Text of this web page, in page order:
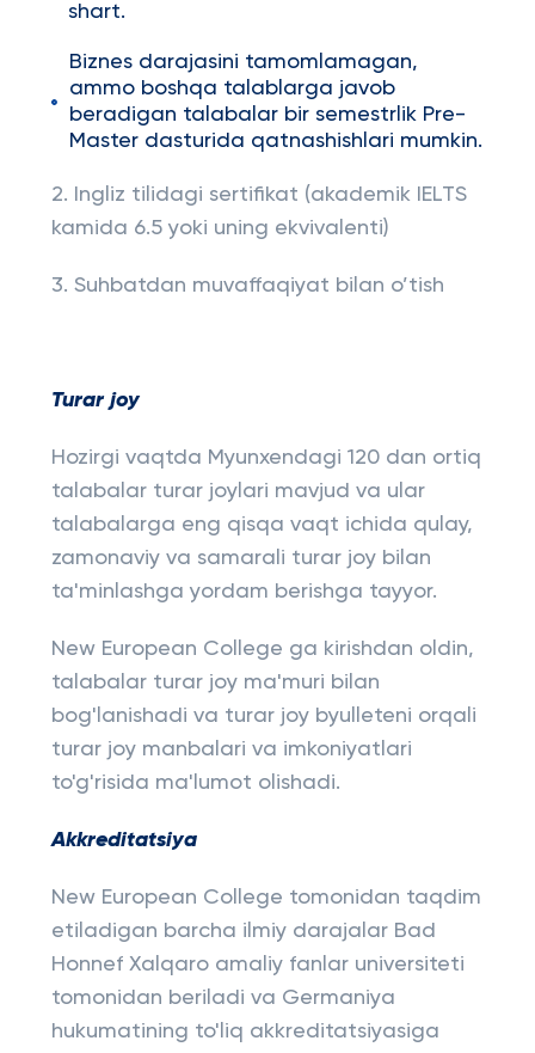
shart.
Biznes darajasini tamomlamagan,
ammo boshqa talablarga javob
beradigan talabalar bir semestrlik Pre-
Master dasturida qatnashishlari mumkin.
2. Ingliz tilidagi sertifikat (akademik IELTS
kamida 6.5 yoki uning ekvivalenti)
3. Suhbatdan muvaffaqiyat bilan o’tish
Turar joy
Hozirgi vaqtda Myunxendagi 120 dan ortiq
talabalar turar joylari mavjud va ular
talabalarga eng qisqa vaqt ichida qulay,
zamonaviy va samarali turar joy bilan
ta'minlashga yordam berishga tayyor.
New European College ga kirishdan oldin,
talabalar turar joy ma'muri bilan
bog'lanishadi va turar joy byulleteni orqali
turar joy manbalari va imkoniyatlari
to'g'risida ma'lumot olishadi.
Akkreditatsiya
New European College tomonidan taqdim
etiladigan barcha ilmiy darajalar Bad
Honnef Xalqaro amaliy fanlar universiteti
tomonidan beriladi va Germaniya
hukumatining to'liq akkreditatsiyasiga